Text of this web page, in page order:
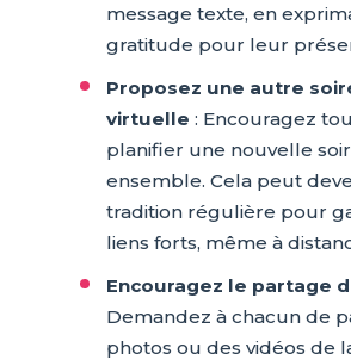
message texte, en
gratitude pour leur
Proposez une autre
virtuelle : Encouragez
planifier une nouvelle
ensemble. Cela peut
tradition régulière pour
liens forts, même à
Encouragez le partage
Demandez à chacun de
photos ou des vidéos de